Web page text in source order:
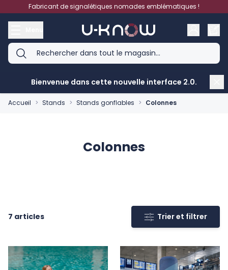
Aller au contenuFabricant de signalétiques nomades emblématiques !
Bienvenue dans cette nouvelle interface 2.0.
Accueil > Stands > Stands gonflables > Colonnes
Colonnes
7 articles Trier et filtrer